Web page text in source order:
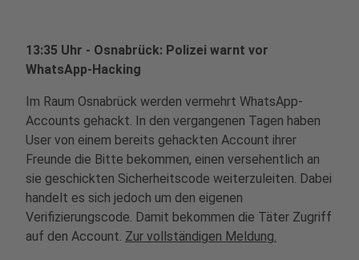
13:35 Uhr - Osnabrück: Polizei warnt vor
WhatsApp-Hacking
Im Raum Osnabrück werden vermehrt WhatsApp-
Accounts gehackt. In den vergangenen Tagen haben
User von einem bereits gehackten Account ihrer
Freunde die Bitte bekommen, einen versehentlich an
sie geschickten Sicherheitscode weiterzuleiten. Dabei
handelt es sich jedoch um den eigenen
Verifizierungscode. Damit bekommen die Täter Zugriff
auf den Account. Zur vollständigen Meldung.